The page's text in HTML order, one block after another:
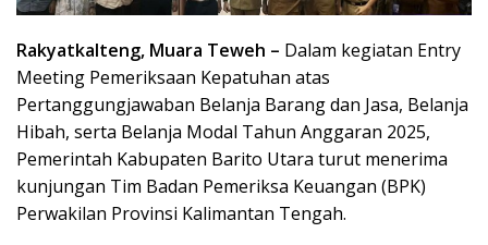
Rakyatkalteng, Muara Teweh – Dalam kegiatan Entry
Meeting Pemeriksaan Kepatuhan atas
Pertanggungjawaban Belanja Barang dan Jasa, Belanja
Hibah, serta Belanja Modal Tahun Anggaran 2025,
Pemerintah Kabupaten Barito Utara turut menerima
kunjungan Tim Badan Pemeriksa Keuangan (BPK)
Perwakilan Provinsi Kalimantan Tengah.